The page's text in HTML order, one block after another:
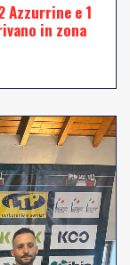
Azzurrine e 1
in zona